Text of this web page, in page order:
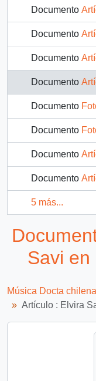
Documento
Documento
Documento
Documento
Documento
Documento
Documento
Documento
5 más...
Savi en
Música Docta chilena
Artículo : Elvira